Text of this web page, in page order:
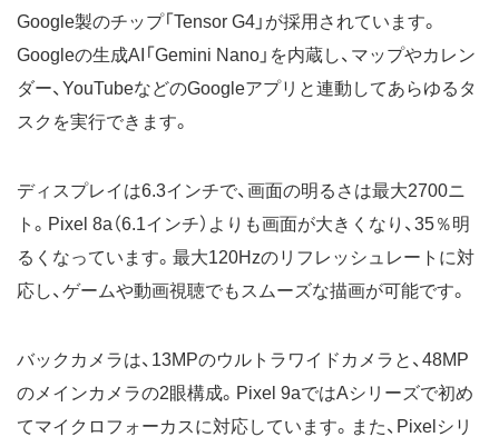
Google製のチップ「Tensor G4」が採用されています。
Googleの生成AI「Gemini Nano」を内蔵し、マップやカレン
ダー、YouTubeなどのGoogleアプリと連動してあらゆるタ
スクを実行できます。
ディスプレイは6.3インチで、画面の明るさは最大2700ニ
ト。Pixel 8a（6.1インチ）よりも画面が大きくなり、35％明
るくなっています。最大120Hzのリフレッシュレートに対
応し、ゲームや動画視聴でもスムーズな描画が可能です。
バックカメラは、13MPのウルトラワイドカメラと、48MP
のメインカメラの2眼構成。Pixel 9aではAシリーズで初め
てマイクロフォーカスに対応しています。また、Pixelシリ